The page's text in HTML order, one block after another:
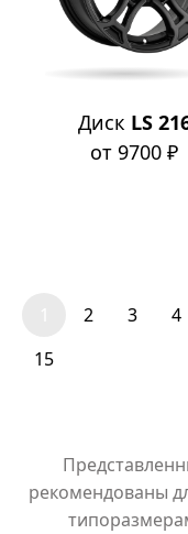
Диск LS
от 9700 ₽
2 3 4
15
рекомендованы